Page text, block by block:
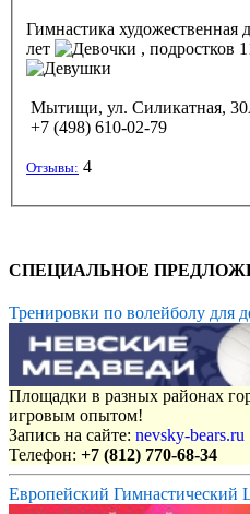
Гимнастика художественная
лет
, подростков
Мытищи, ул. Силикатная,
+7 (498) 610-02-79
Отзывы: 4
СПЕЦИАЛЬНОЕ
Тренировки по волейболу для
Площадки в разных районах
игровым опытом!
Запись на сайте: nevsky-bears.ru
Телефон: +7 (812) 770-68-34
Европейский Гимнастический